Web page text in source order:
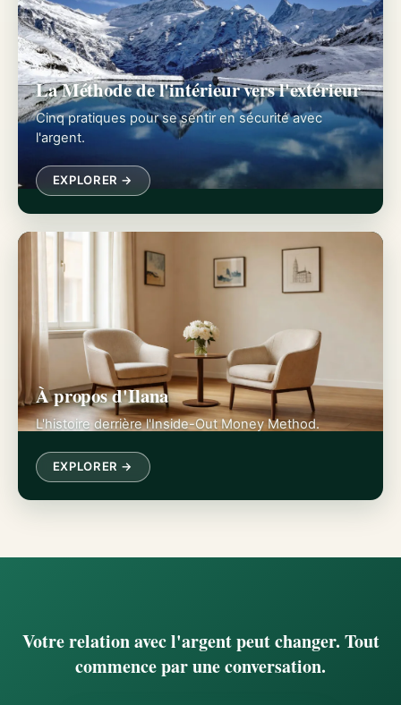
La Méthode de l'intérieur vers l'extérieur
Cinq pratiques pour se sentir en sécurité avec
l'argent.
EXPLORER →
À propos d'Ilana
L'histoire derrière l'Inside-Out Money Method.
EXPLORER →
Votre relation avec l'argent peut changer. Tout
commence par une conversation.